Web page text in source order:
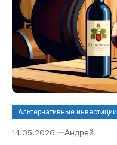
Альтернативные инвестиции
14.05.2026 Андрей